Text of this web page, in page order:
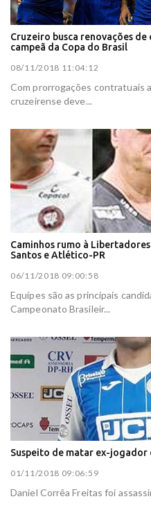
Cruzeiro busca renovações
campeã da Copa do Brasil
08/11/2018 11:04:12
Com prorrogações contratuais
cruzeirense deve...
Caminhos rumo à
Santos e Atlético-PR
06/11/2018 09:00:58
Equipes são as principais
Campeonato Brasileir...
Suspeito de matar ex-jogador
01/11/2018 09:06:59
Daniel Corrêa Freitas foi